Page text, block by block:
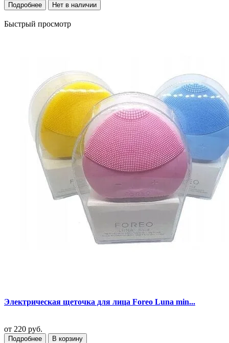
Подробнее Нет в наличии
Быстрый просмотр
Электрическая щеточка для лица Foreo Luna min...
от 220 руб.
Подробнее
В корзину